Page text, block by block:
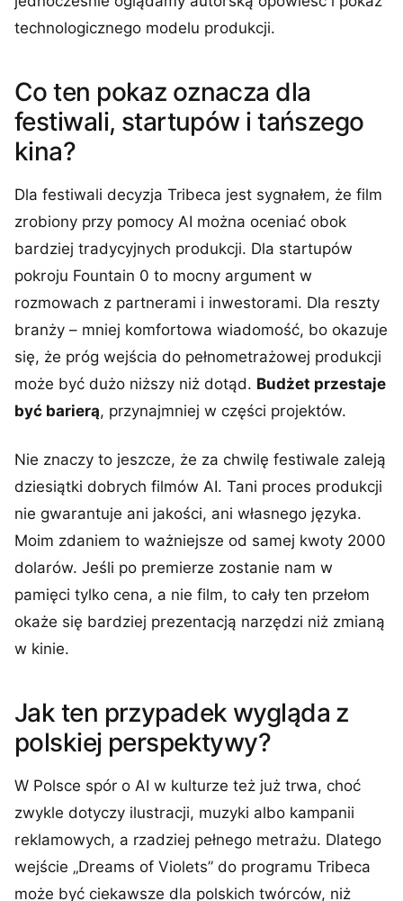
technologicznego modelu produkcji.
Co ten pokaz oznacza dla
festiwali, startupów i tańszego
kina?
Dla festiwali decyzja Tribeca jest sygnałem, że film
zrobiony przy pomocy AI można oceniać obok
bardziej tradycyjnych produkcji. Dla startupów
pokroju Fountain 0 to mocny argument w
rozmowach z partnerami i inwestorami. Dla reszty
branży – mniej komfortowa wiadomość, bo okazuje
się, że próg wejścia do pełnometrażowej produkcji
może być dużo niższy niż dotąd. Budżet przestaje
być barierą, przynajmniej w części projektów.
Nie znaczy to jeszcze, że za chwilę festiwale zaleją
dziesiątki dobrych filmów AI. Tani proces produkcji
nie gwarantuje ani jakości, ani własnego języka.
Moim zdaniem to ważniejsze od samej kwoty 2000
dolarów. Jeśli po premierze zostanie nam w
pamięci tylko cena, a nie film, to cały ten przełom
okaże się bardziej prezentacją narzędzi niż zmianą
w kinie.
Jak ten przypadek wygląda z
polskiej perspektywy?
W Polsce spór o AI w kulturze też już trwa, choć
zwykle dotyczy ilustracji, muzyki albo kampanii
reklamowych, a rzadziej pełnego metrażu. Dlatego
wejście „Dreams of Violets” do programu Tribeca
może być ciekawsze dla polskich twórców, niż